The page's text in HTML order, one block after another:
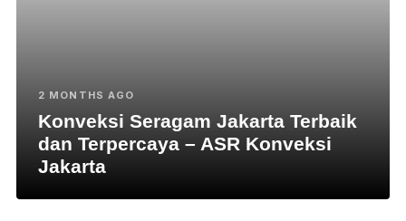
2 MONTHS AGO
Konveksi Seragam Jakarta Terbaik
dan Terpercaya – ASR Konveksi
Jakarta